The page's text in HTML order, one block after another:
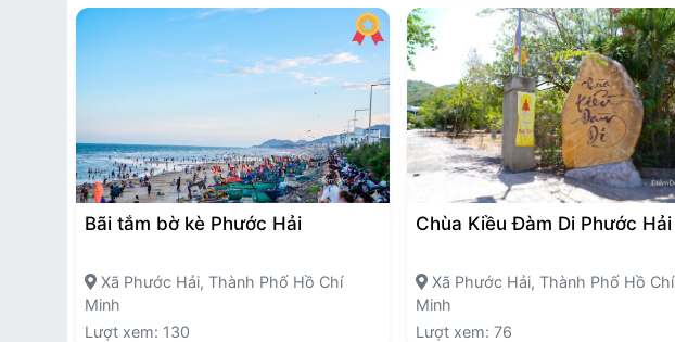
Bãi tắm bờ kè Phước Hải
Xã Phước Hải, Thành Phố Hồ Chí
Minh
Lượt xem: 130
Chùa Kiều Đàm Di Phước Hải
Xã Phước Hải, Thành Phố Hồ Chí
Minh
Lượt xem: 76